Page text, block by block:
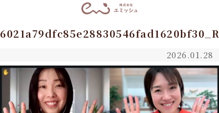
6021a79dfc85e28830546fad1620bf30_R
2026.01.28